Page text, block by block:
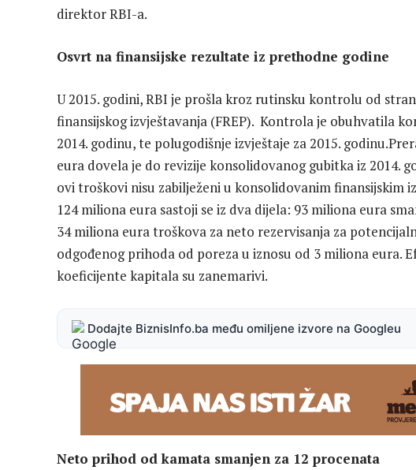
direktor RBI-a.
Osvrt na finansijske rezultate iz prethodne godine
U 2015. godini, RBI je prošla kroz rutinsku kontrolu od
finansijskog izvještavanja (FREP). Kontrola je obuhvatila
2014. godinu, te polugodišnje izvještaje za 2015.
eura dovela je do revizije konsolidovanog gubitka iz 2014.
ovi troškovi nisu zabilježeni u konsolidovanim finansijskim
124 miliona eura sastoji se iz dva dijela: 93 miliona eura
34 miliona eura troškova za neto rezervisanja za
odgođenog prihoda od poreza u iznosu od 3 miliona eura.
koeficijente kapitala su zanemarivi.
Dodajte BiznisInfo.ba među omiljene izvore na Googleu
Neto prihod od kamata smanjen za 12 procenata